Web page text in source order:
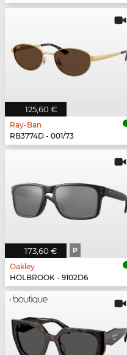
125,60 €
Ray-Ban
RB3774D - 001/73
173,60 € P
Oakley
HOLBROOK - 9102D6